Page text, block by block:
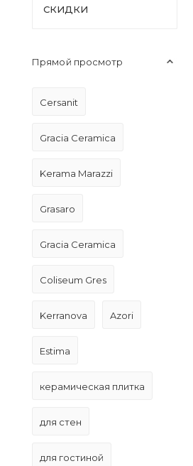
СКИДКИ
Прямой просмотр
Cersanit
Gracia Ceramica
Kerama Marazzi
Grasaro
Gracia Ceramica
Coliseum Gres
Kerranova Azori
Estima
керамическая плитка
для стен
для гостиной